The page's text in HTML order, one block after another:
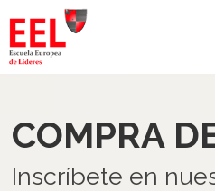
COMPRA
Inscríbete en